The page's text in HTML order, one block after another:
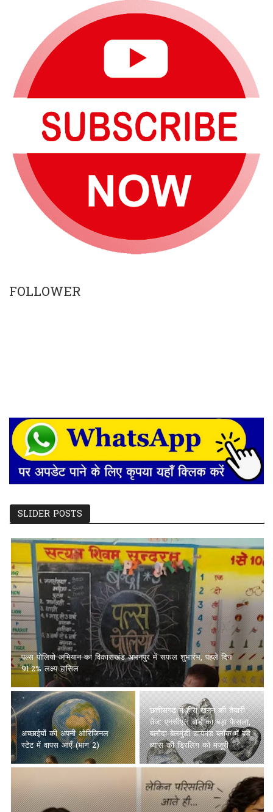
FOLLOWER
SLIDER POSTS
अच्छाईयों की अपनी ओरिजिनल स्टेट में वापस आएँ (भाग 2)
छत्तीसगढ़ में हीरा खनन की तैयारी
तेज: एनसीएल बोर्ड का बड़ा फैसला,
बलौदा-बेलमुंडी डायमंड ब्लॉक में बड़े
व्यास की ड्रिलिंग को मंजूरी
अच्छाईयों की अपनी ओरिजिनल
स्टेट में वापस आएँ (भाग 1)